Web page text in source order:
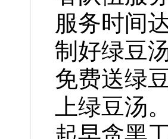
服务时间
制好绿豆
免费送绿
上绿豆汤